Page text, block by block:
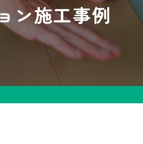
ン施工事例